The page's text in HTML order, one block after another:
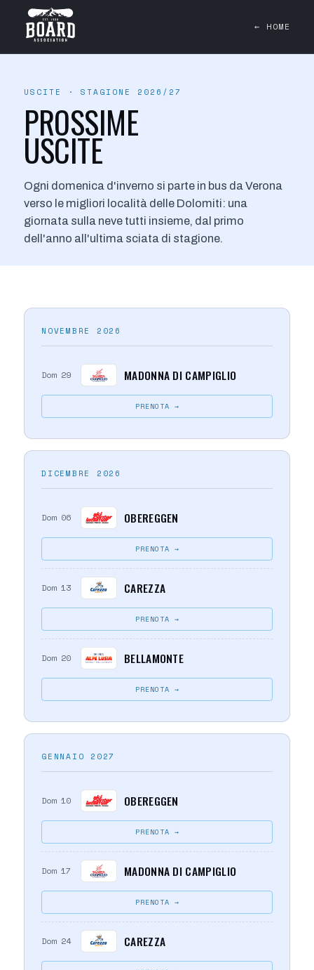
← HOME
USCITE · STAGIONE 2026/27
PROSSIME
USCITE
Ogni domenica d'inverno si parte in bus da Verona
verso le migliori località delle Dolomiti: una
giornata sulla neve tutti insieme, dal primo
dell'anno all'ultima sciata di stagione.
NOVEMBRE 2026
Dom 29 MADONNA DI CAMPIGLIO
PRENOTA →
DICEMBRE 2026
Dom 06 OBEREGGEN
PRENOTA →
Dom 13 CAREZZA
PRENOTA →
Dom 20 BELLAMONTE
PRENOTA →
GENNAIO 2027
Dom 10 OBEREGGEN
PRENOTA →
Dom 17 MADONNA DI CAMPIGLIO
PRENOTA →
Dom 24 CAREZZA